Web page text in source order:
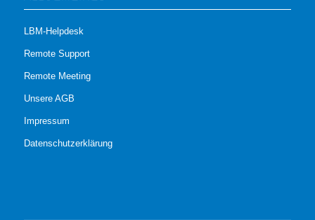
LBM-Helpdesk
Remote Support
Remote Meeting
Unsere AGB
Impressum
Datenschutzerklärung